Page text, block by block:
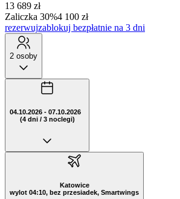
13 689 zł
Zaliczka 30%4 100 zł
rezerwujzablokuj bezpłatnie na 3 dni
2 osoby
04.10.2026 - 07.10.2026
(4 dni / 3 noclegi)
Katowice
wylot 04:10, bez przesiadek, Smartwings